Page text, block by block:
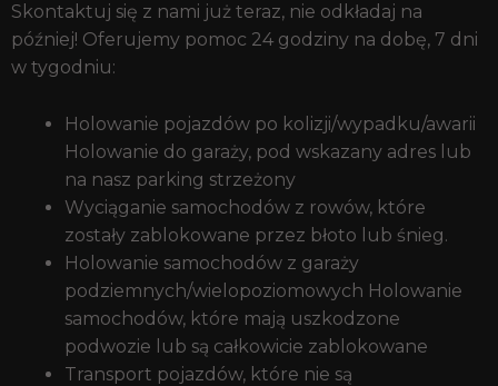
Skontaktuj się z nami już teraz, nie odkładaj na
później! Oferujemy pomoc 24 godziny na dobę, 7 dni
w tygodniu:
Holowanie pojazdów po kolizji/wypadku/awarii
Holowanie do garaży, pod wskazany adres lub
na nasz parking strzeżony
Wyciąganie samochodów z rowów, które
zostały zablokowane przez błoto lub śnieg.
Holowanie samochodów z garaży
podziemnych/wielopoziomowych Holowanie
samochodów, które mają uszkodzone
podwozie lub są całkowicie zablokowane
Transport pojazdów, które nie są